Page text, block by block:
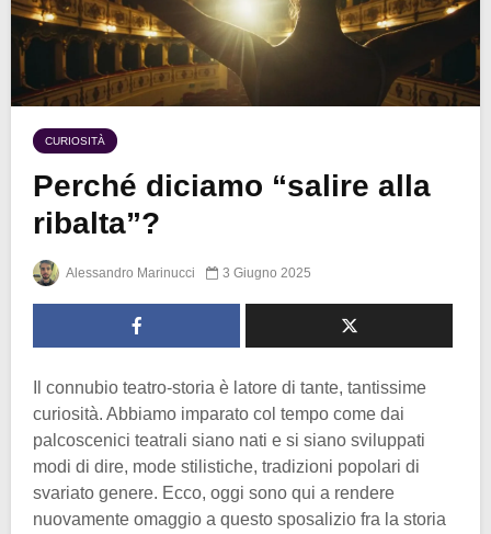
CURIOSITÀ
Perché diciamo “salire alla
ribalta”?
Alessandro Marinucci 3 Giugno 2025
Il connubio teatro-storia è latore di tante, tantissime
curiosità. Abbiamo imparato col tempo come dai
palcoscenici teatrali siano nati e si siano sviluppati
modi di dire, mode stilistiche, tradizioni popolari di
svariato genere. Ecco, oggi sono qui a rendere
nuovamente omaggio a questo sposalizio fra la storia